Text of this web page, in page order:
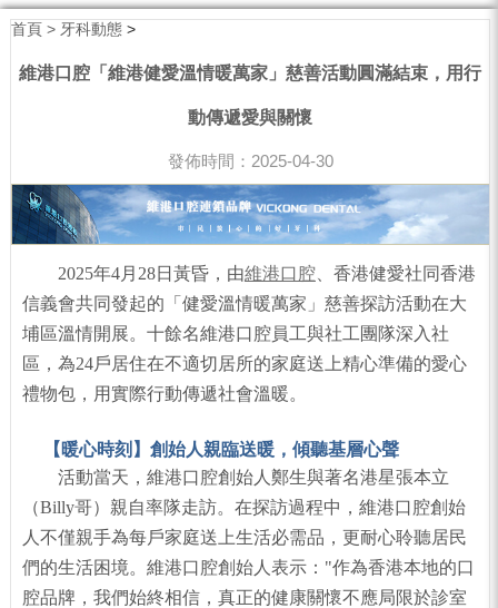
首頁 > 牙科動態>
維港口腔「維港健愛溫情暖萬家」慈善活動圓滿結束，用行
動傳遞愛與關懷
發佈時間：2025-04-30
2025年4月28日黃昏，由維港口腔、香港健愛社同香港
信義會共同發起的「健愛溫情暖萬家」慈善探訪活動在大
埔區溫情開展。十餘名維港口腔員工與社工團隊深入社
區，為24戶居住在不適切居所的家庭送上精心準備的愛心
禮物包，用實際行動傳遞社會溫暖。
【暖心時刻】創始人親臨送暖，傾聽基層心聲
活動當天，維港口腔創始人鄭生與著名港星張本立
（Billy哥）親自率隊走訪。在探訪過程中，維港口腔創始
人不僅親手為每戶家庭送上生活必需品，更耐心聆聽居民
們的生活困境。維港口腔創始人表示："作為香港本地的口
腔品牌，我們始終相信，真正的健康關懷不應局限於診室